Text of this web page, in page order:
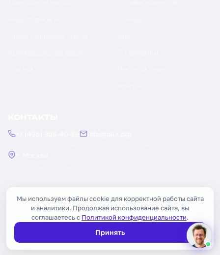
© 2026 OILX. Все права защищены.
Политика конфиденциальности
Мы используем файлы cookie для корректной работы сайта
и аналитики. Продолжая использование сайта, вы
соглашаетесь с Политикой конфиденциальности.
Принять